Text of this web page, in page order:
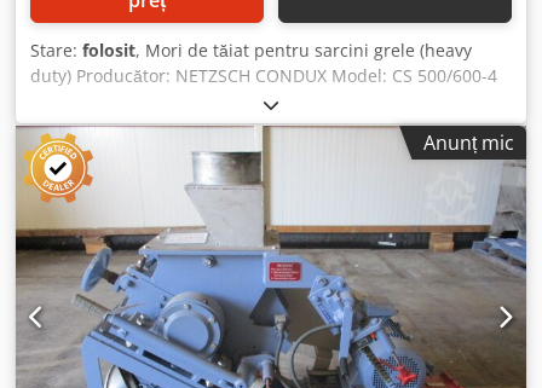
Stare: folosit, Mori de tăiat pentru sarcini grele (heavy
duty) Producător: NETZSCH CONDUX Model: CS 500/600-4
Deschiderea gurii de alimentare: aprox. 600x600 mm Rotor
cu 5 cuțite semi-deschis, 4 cuțite statorice Csdpfx
Afszmdhisleha Motor de antrenare: 75 kW
Anunț mic